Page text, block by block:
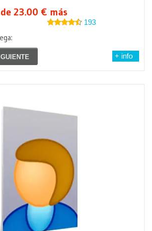
23.00 € más
193
+ info